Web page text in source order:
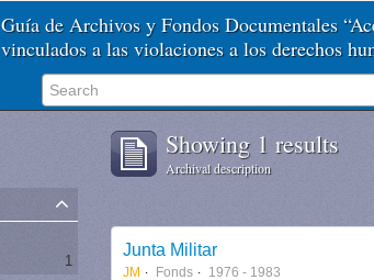
Guía de Archivos y Fondos Documentales
vinculados a las violaciones a los derechos
1
Showing 1 results
Archival description
Junta Militar
JM Fonds 1976 - 1983